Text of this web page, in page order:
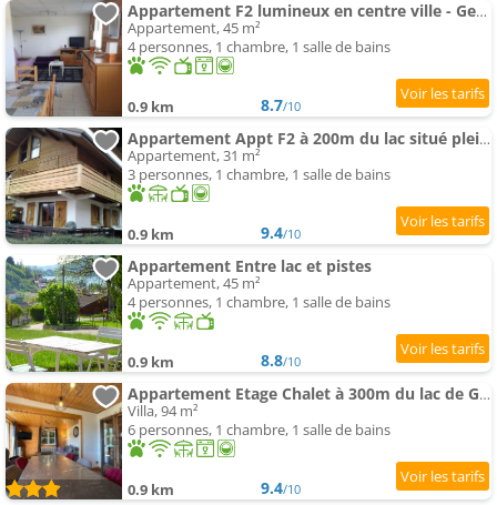
Appartement F2 lumineux en centre ville - Gerardmer
Appartement, 45 m²
4 personnes, 1 chambre, 1 salle de bains
0.9 km 8.7/10
Appartement Appt F2 à 200m du lac situé plein sud -vue lac
Appartement, 31 m²
3 personnes, 1 chambre, 1 salle de bains
0.9 km 9.4/10
Appartement Entre lac et pistes
Appartement, 45 m²
4 personnes, 1 chambre, 1 salle de bains
0.9 km 8.8/10
Appartement Etage Chalet à 300m du lac de Gérardm
Villa, 94 m²
6 personnes, 1 chambre, 1 salle de bains
0.9 km 9.4/10